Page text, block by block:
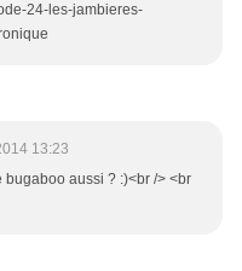
24-les-jambieres-
13:23
bugaboo aussi ? :)<br /> <br